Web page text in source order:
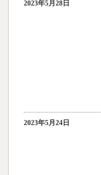
2023年5月28日
2023年5月24日